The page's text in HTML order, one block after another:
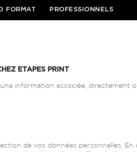
FORMAT PROFESSIONNELS
ETAPES PRINT
information associée,
de vos données personnelles.